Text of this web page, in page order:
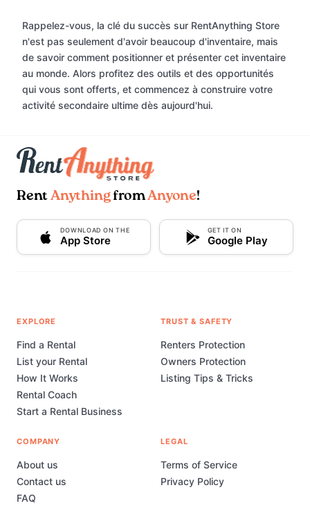
Rappelez-vous, la clé du succès sur RentAnything Store
n'est pas seulement d'avoir beaucoup d'inventaire, mais
de savoir comment positionner et présenter cet inventaire
au monde. Alors profitez des outils et des opportunités
qui vous sont offerts, et commencez à construire votre
activité secondaire ultime dès aujourd'hui.
Rent AnythingfromAnyone!
DOWNLOAD ON THE
App Store
GET IT ON
Google Play
EXPLORE
Find a Rental
List your Rental
How It Works
Rental Coach
Start a Rental Business
TRUST & SAFETY
Renters Protection
Owners Protection
Listing Tips & Tricks
COMPANY
About us
Contact us
FAQ
LEGAL
Terms of Service
Privacy Policy